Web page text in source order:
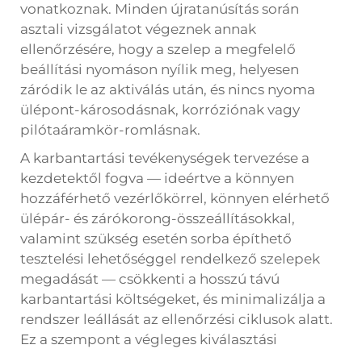
vonatkoznak. Minden újratanúsítás során
asztali vizsgálatot végeznek annak
ellenőrzésére, hogy a szelep a megfelelő
beállítási nyomáson nyílik meg, helyesen
záródik le az aktiválás után, és nincs nyoma
ülépont-károsodásnak, korróziónak vagy
pilótaáramkör-romlásnak.
A karbantartási tevékenységek tervezése a
kezdetektől fogva — ideértve a könnyen
hozzáférhető vezérlőkörrel, könnyen elérhető
ülépár- és zárókorong-összeállításokkal,
valamint szükség esetén sorba építhető
tesztelési lehetőséggel rendelkező szelepek
megadását — csökkenti a hosszú távú
karbantartási költségeket, és minimalizálja a
rendszer leállását az ellenőrzési ciklusok alatt.
Ez a szempont a végleges kiválasztási